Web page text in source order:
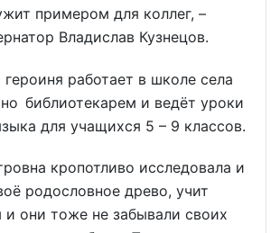
примером для коллег, –
Владислав Кузнецов.
работает в школе села
библиотекарем и ведёт уроки
для учащихся 5 – 9 классов.
кропотливо исследовала и
родословное древо, учит
и они тоже не забывали своих